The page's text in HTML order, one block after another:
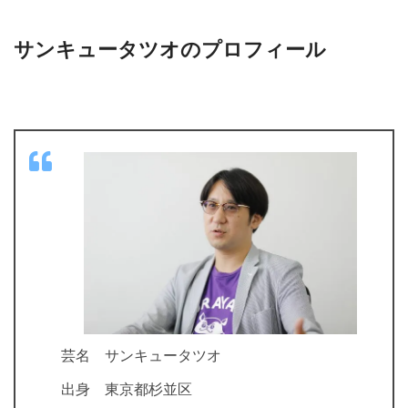
サンキュータツオのプロフィール
芸名 サンキュータツオ
出身 東京都杉並区